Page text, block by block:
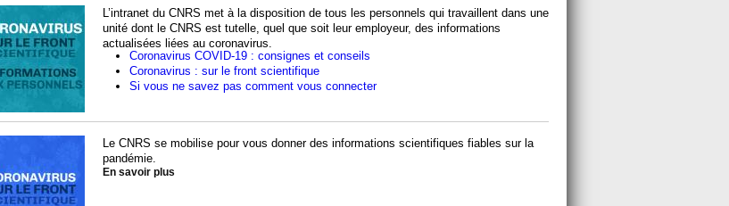
L’intranet du CNRS met à la disposition de tous les personnels qui travaillent dans une
unité dont le CNRS est tutelle, quel que soit leur employeur, des informations
actualisées liées au coronavirus.
Coronavirus COVID-19 : consignes et conseils
Coronavirus : sur le front scientifique
Si vous ne savez pas comment vous connecter
Le CNRS se mobilise pour vous donner des informations scientifiques fiables sur la
pandémie.
En savoir plus